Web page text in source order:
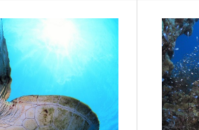
イビングの技術が本ツアーに参加でき
案内となる場合があります。その際の
相談ください。
スーツのレンタルをご希望の方は、事